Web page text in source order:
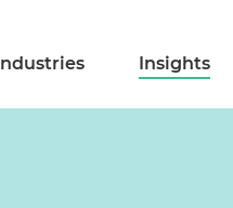
Industries Insights